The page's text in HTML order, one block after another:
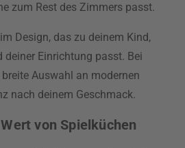
zum Rest des Zimmers passt.
Design, das zu deinem Kind,
deiner Einrichtung passt. Bei
Auswahl an modernen
nach deinem Geschmack.
von Spielküchen